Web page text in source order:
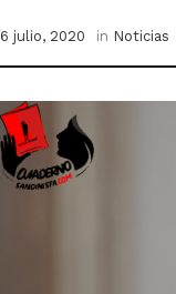
6 julio, 2020 in Noticias